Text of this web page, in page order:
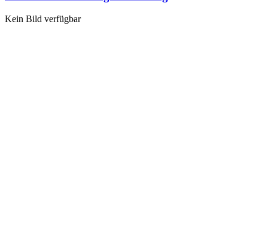
Kein Bild verfügbar